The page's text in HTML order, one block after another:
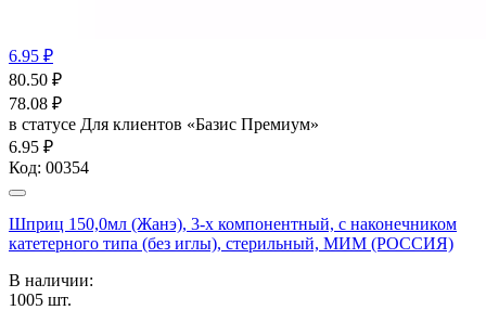
6.95 ₽
80.50 ₽
78.08 ₽
в статусе Для клиентов «Базис Премиум»
6.95 ₽
Код: 00354
Шприц 150,0мл (Жанэ), 3-х компонентный, с наконечником
катетерного типа (без иглы), стерильный, МИМ (РОССИЯ)
В наличии:
1005 шт.